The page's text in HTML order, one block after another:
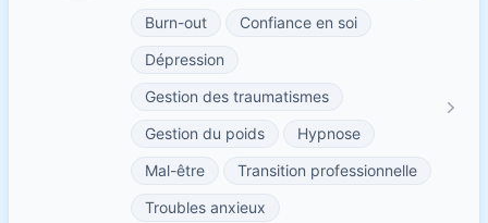
Burn-out
Confiance en soi
Dépression
Gestion des traumatismes
Gestion du poids
Hypnose
Mal-être
Transition professionnelle
Troubles anxieux